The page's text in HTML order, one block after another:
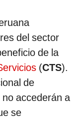
del sector
de la
(CTS).
de
no accederán a
se